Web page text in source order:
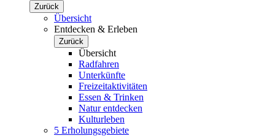
Zurück
Übersicht
Entdecken & Erleben
Zurück
Übersicht
Radfahren
Unterkünfte
Freizeitaktivitäten
Essen & Trinken
Natur entdecken
Kulturleben
5 Erholungsgebiete